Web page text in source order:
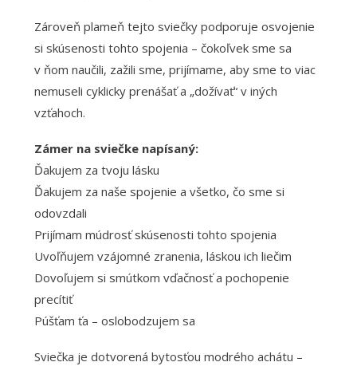
Zároveň plameň tejto sviečky podporuje osvojenie
si skúsenosti tohto spojenia – čokoľvek sme sa
v ňom naučili, zažili sme, prijímame, aby sme to viac
nemuseli cyklicky prenášať a „dožívať“ v iných
vzťahoch.
Zámer na sviečke napísaný:
Ďakujem za tvoju lásku
Ďakujem za naše spojenie a všetko, čo sme si
odovzdali
Prijímam múdrosť skúsenosti tohto spojenia
Uvoľňujem vzájomné zranenia, láskou ich liečim
Dovoľujem si smútkom vďačnosť a pochopenie
precítiť
Púšťam ťa – oslobodzujem sa
Sviečka je dotvorená bytosťou modrého achátu –